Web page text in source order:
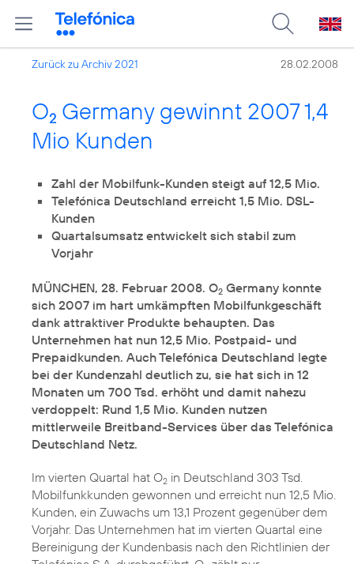
Zurück zu Archiv 2021 28.02.2008
O2 Germany gewinnt 2007 1,4
Mio Kunden
Zahl der Mobilfunk-Kunden steigt auf 12,5 Mio.
Telefónica Deutschland erreicht 1,5 Mio. DSL-
Kunden
Quartalsumsatz entwickelt sich stabil zum
Vorjahr
MÜNCHEN, 28. Februar 2008. O2 Germany konnte
sich 2007 im hart umkämpften Mobilfunkgeschäft
dank attraktiver Produkte behaupten. Das
Unternehmen hat nun 12,5 Mio. Postpaid- und
Prepaidkunden. Auch Telefónica Deutschland legte
bei der Kundenzahl deutlich zu, sie hat sich in 12
Monaten um 700 Tsd. erhöht und damit nahezu
verdoppelt: Rund 1,5 Mio. Kunden nutzen
mittlerweile Breitband-Services über das Telefónica
Deutschland Netz.
Im vierten Quartal hat O2 in Deutschland 303 Tsd.
Mobilfunkkunden gewonnen und erreicht nun 12,5 Mio.
Kunden, ein Zuwachs um 13,1 Prozent gegenüber dem
Vorjahr. Das Unternehmen hat im vierten Quartal eine
Bereinigung der Kundenbasis nach den Richtlinien der